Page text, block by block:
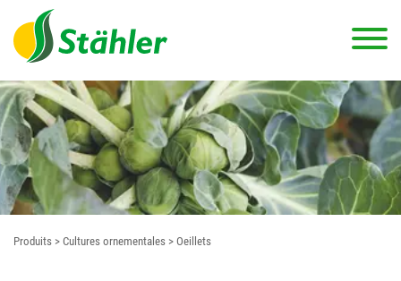
Produits > Cultures ornementales > Oeillets